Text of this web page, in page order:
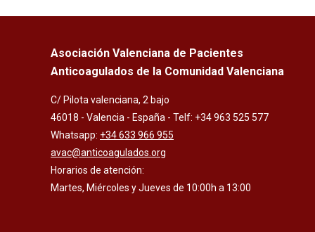
Asociación Valenciana de Pacientes
Anticoagulados de la Comunidad Valenciana
C/ Pilota valenciana, 2 bajo
46018 - Valencia - España - Telf: +34 963 525 577
Whatsapp: +34 633 966 955
avac@anticoagulados.org
Horarios de atención:
Martes, Miércoles y Jueves de 10:00h a 13:00